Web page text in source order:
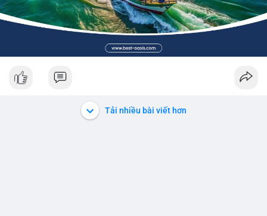
Tải nhiều bài viết hơn